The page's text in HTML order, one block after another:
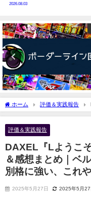
2026.08.03
ホーム 評価＆実践報告
感想まとめ｜ベル6連が無理ゲー
評価＆実践報告
DAXEL『Lようこ
＆感想まとめ｜ベ
別格に強い、これ
2025年5月27日 2025年5月27